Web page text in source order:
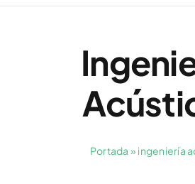
Portada » ingeniería